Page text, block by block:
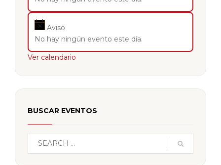
Aviso
No hay ningún evento este día.
Ver calendario
BUSCAR EVENTOS